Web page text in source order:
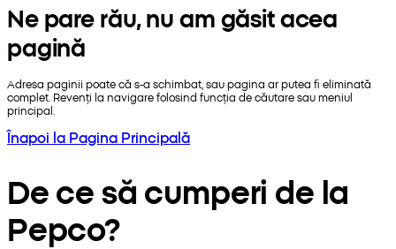
Ne pare rău, nu am găsit acea
pagină
Adresa paginii poate că s-a schimbat, sau pagina ar putea fi eliminată
complet. Revenți la navigare folosind funcția de căutare sau meniul
principal.
Înapoi la Pagina Principală
De ce să cumperi de la
Pepco?